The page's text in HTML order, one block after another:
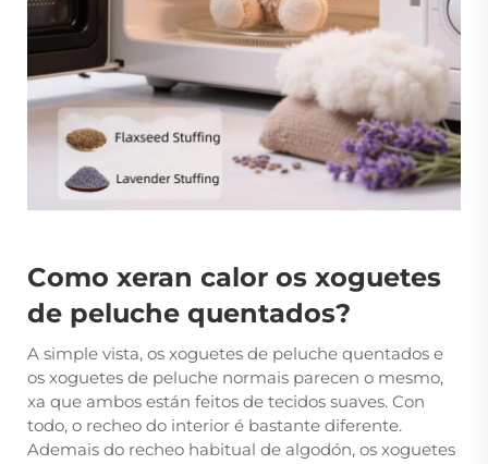
Como xeran calor os xoguetes
de peluche quentados?
A simple vista, os xoguetes de peluche quentados e
os xoguetes de peluche normais parecen o mesmo,
xa que ambos están feitos de tecidos suaves. Con
todo, o recheo do interior é bastante diferente.
Ademais do recheo habitual de algodón, os xoguetes